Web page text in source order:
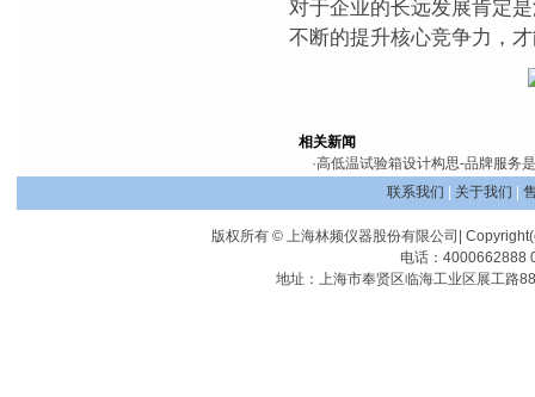
对于企业的长远发展肯定
不断的提升核心竞争力，
相关新闻
·高低温试验箱设计构思-品牌服务
联系我们
关于我们
版权所有 © 上海林频仪器股份有限公司|
电话：4000662888
地址：上海市奉贤区临海工业区展工路